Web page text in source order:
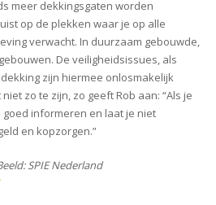
meer dekkingsgaten worden
op de plekken waar je op alle
verwacht. In duurzaam gebouwde,
De veiligheidsissues, als
zijn hiermee onlosmakelijk
zo te zijn, zo geeft Rob aan: “Als je
informeren en laat je niet
en kopzorgen.”
SPIE Nederland